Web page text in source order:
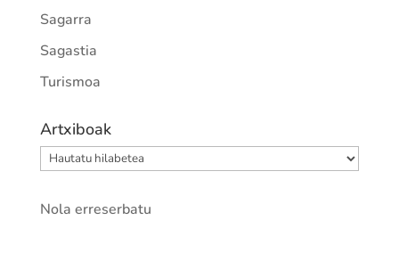
Sagarra
Sagastia
Turismoa
Artxiboak
Artxiboak
Nola erreserbatu